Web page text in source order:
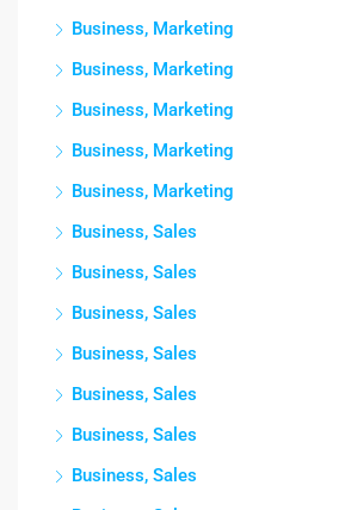
Business, Marketing
Business, Marketing
Business, Marketing
Business, Marketing
Business, Marketing
Business, Sales
Business, Sales
Business, Sales
Business, Sales
Business, Sales
Business, Sales
Business, Sales